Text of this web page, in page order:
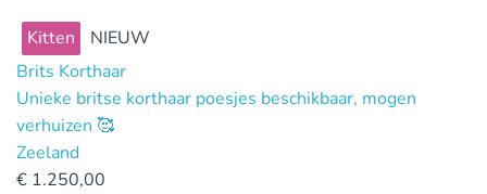
Kitten
NIEUW
Brits Korthaar
Unieke britse korthaar poesjes beschikbaar, mogen
verhuizen 🥰
Zeeland
€ 1.250,00